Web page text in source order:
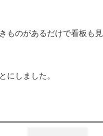
ものがあるだけで看板も見
にしました。